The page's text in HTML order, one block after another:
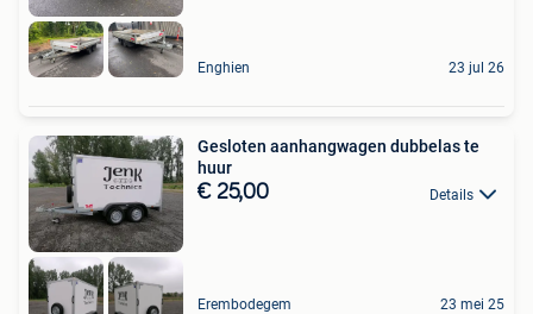
Enghien 23 jul 26
Gesloten aanhangwagen dubbelas te
huur
€ 25,00 Details
Erembodegem 23 mei 25